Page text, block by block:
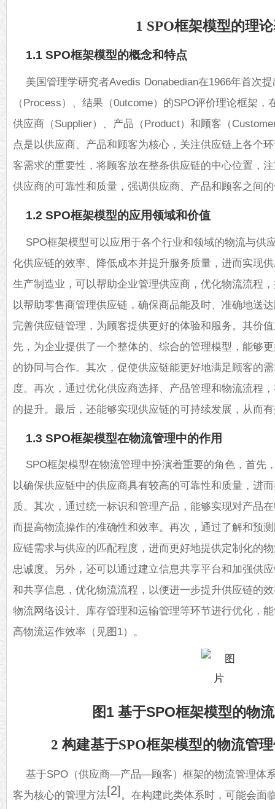
1 SPO框架模型的理
1.1 SPO框架模型的概念和特点
美国管理学研究者Avedis Donabedian在1966年首次
（Process）、结果（0utcome）的SPO评价理论框架
供应商（Supplier）、产品（Product）和顾客（
点是以供应商、产品和顾客为核心，关注供应链上各个
客需求的重要性，将顾客放在整条供应链的中心位置，
供应商的可靠性和质量，强调供应商、产品和顾客之间
1.2 SPO框架模型的应用领域和价值
SPO框架模型可以应用于各个行业和领域的物流与供
化供应链的效率、降低成本并提升服务质量，进而实现
生产制造业，可以帮助企业管理供应商，优化物流流程
以帮助零售商管理供应链，确保商品能及时、准确地送
完善供应链管理，为顾客提供更好的体验和服务。其价
先，为企业提供了一个整体的、综合的管理模型，能够
的协同与合作。其次，促使供应链能更好地满足顾客的
度。再次，通过优化供应商选择、产品管理和物流流程
的提升。最后，还能够实现供应链的可持续发展，从而
1.3 SPO框架模型在物流管理中的作用
SPO框架模型在物流管理中扮演着重要的角色，首先
以确保供应链中的供应商具有较高的可靠性和质量，进
质。其次，通过统一标识和管理产品，能够实现对产品
而提高物流操作的准确性和效率。再次，通过了解和预
应链需求与供应的匹配程度，进而更好地提供定制化的
忠诚度。另外，还可以通过建立信息共享平台和加强供
和共享信息，优化物流流程，以便进一步提升供应链的
物流网络设计、库存管理和运输管理等环节进行优化，
高物流运作效率（见图1）。
图1 基于SPO框架模型的物
2 构建基于SPO框架模型的物流管
基于SPO（供应商—产品—顾客）框架的物流管理体
客为核心的管理方法[2] 。在构建此类体系时，可能会面